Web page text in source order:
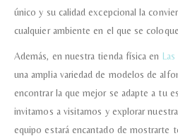
único y su calidad excepcional la
cualquier ambiente en el que se
Además, en nuestra tienda física en
una amplia variedad de modelos de
encontrar la que mejor se adapte a tu
invitamos a visitarnos y explorar
equipo estará encantado de mostrarte
Doy mi
esta web almacene
información que
puedan responder a